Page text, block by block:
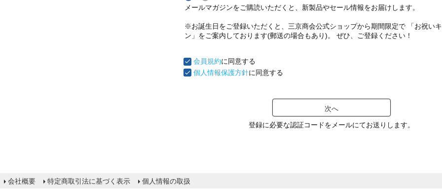
必
)
メールマガジンをご購読いただくと、新製品やセール情報をお届けします。
※お誕生日をご登録いただくと、三京商会公式ショップから期間限定で 「お祝い
ン」をご案内しております(郵送の場合もあり)。 ぜひ、ご登録ください！
会員規約に同意する
個人情報保護方針に同意する
次へ
登録に必要な認証コードをメールにてお送りします。
会社概要 特定商取引法に基づく表示 個人情報の取扱